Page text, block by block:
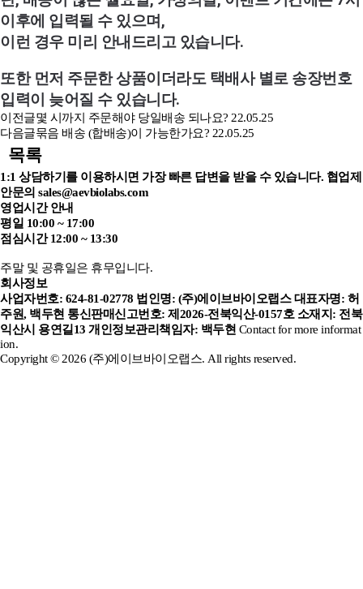
이후에 입력될 수 있으며,
이런 경우 미리 안내드리고 있습니다.
또한 먼저 주문한 상품이더라도 택배사 별로 송장번호
입력이 늦어질 수 있습니다.
이전글몇 시까지 주문해야 당일배송 되나요? 22.05.25
다음글묶음 배송 (합배송)이 가능한가요? 22.05.25
목록
1:1 상담하기를 이용하시면 가장 빠른 답변을 받을 수 있습니다. 협업제
안문의 sales@aevbiolabs.com
영업시간 안내
평일 10:00 ~ 17:00
점심시간 12:00 ~ 13:30
주말 및 공휴일은 휴무입니다.
회사정보
사업자번호: 624-81-02778 법인명: (주)에이브바이오랩스 대표자명: 허
주원, 백두현 통신판매신고번호: 제2026-전북익산-0157호 소재지: 전북
익산시 용연길13 개인정보관리책임자: 백두현 Contact for more informat
ion.
Copyright © 2026 (주)에이브바이오랩스. All rights reserved.